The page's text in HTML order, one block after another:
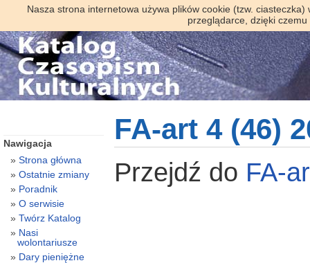
Nasza strona internetowa używa plików cookie (tzw.
przeglądarce, dzięki
FA-art 4 (46)
Przejdź do FA-
Nawigacja
Strona główna
Ostatnie zmiany
Poradnik
O serwisie
Twórz Katalog
Nasi
wolontariusze
Dary pieniężne